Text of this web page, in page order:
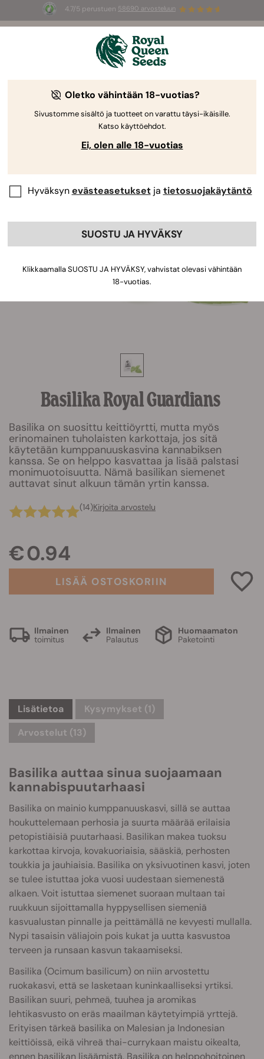
4.7/5 perustuen 58690 arvosteluun
3 White Widow Auto mag
Basilika Royal Guardians
Basilika on suosittu keittiöyrtti, mutta myös
erinomainen tuholaisten karkottaja, jos sitä
käytetään kumppanuuskasvina kannabiksen
kanssa. Se on helppo kasvattaa ja lisää palstasi
monimuotoisuutta. Nämä basilikan siemenet
auttavat sinut alkuun tämän yrtin kanssa.
(14)Kirjoita arvostelu
€ 0.94
LISÄÄ OSTOSKORIIN
Ilmainen
toimitus
Ilmainen
Palautus
Huomaamaton
Paketointi
Lisätietoa Kysymykset (1)
Arvostelut (13)
Basilika auttaa sinua suojaamaan
kannabispuutarhaasi
Basilika on mainio kumppanuuskasvi, sillä se auttaa
houkuttelemaan perhosia ja suurta määrää erilaisia
petopistiäisiä puutarhaasi. Basilikan makea tuoksu
karkottaa kirvoja, kovakuoriaisia, sääskiä, perhosten
toukkia ja jauhiaisia. Basilika on yksivuotinen kasvi, joten
se tulee istuttaa joka vuosi uudestaan siemenestä
alkaen. Voit istuttaa siemenet suoraan multaan tai
ruukkuun sijoittamalla hyppysellisen siemeniä
kasvualustan pinnalle ja peittämällä ne kevyesti mullalla.
Nypi tasaisin väliajoin pois kukat ja uutta kasvustoa
terveen ja runsaan kasvun takaamiseksi.
Basilika (Ocimum basilicum) on niin arvostettu
ruokakasvi, että se lasketaan kuninkaalliseksi yrtiksi.
Basilikan suuri, pehmeä, tuuhea ja aromikas
lehtikasvusto on eräs maailman käytetyimpiä yrttejä.
Erityisen tärkeä basilika on Malesian ja Indonesian
keittiöissä, eikä vihreä thai-currykaan maistu oikealta,
ennen basilikan lisäämistä. Basilika on helppohoitoinen
Oletko vähintään 18-vuotias?
Sivustomme sisältö ja tuotteet on varattu täysi-ikäisille.
Katso käyttöehdot.
Ei, olen alle 18-vuotias
Hyväksynevästeasetuksetja tietosuojakäytäntö
SUOSTU JA HYVÄKSY
Klikkaamalla SUOSTU JA HYVÄKSY, vahvistat olevasi vähintään
18-vuotias.